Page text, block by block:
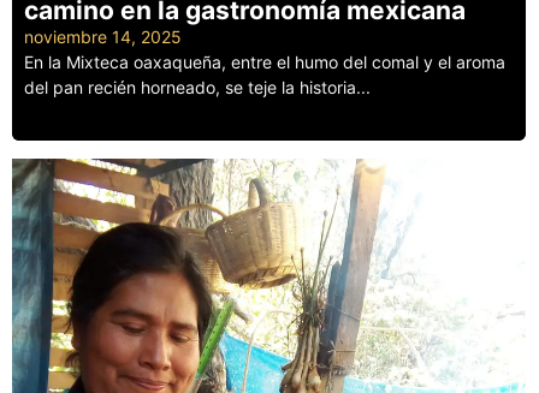
camino en la gastronomía mexicana
noviembre 14, 2025
En la Mixteca oaxaqueña, entre el humo del comal y el aroma
del pan recién horneado, se teje la historia...